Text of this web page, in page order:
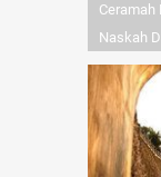
Ceramah
Naskah